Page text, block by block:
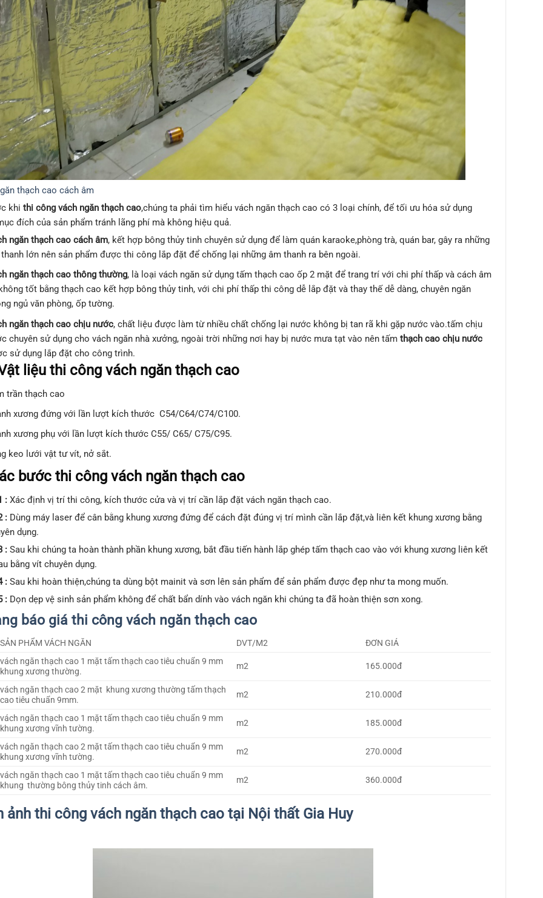
thạch cao cách âm
khi thi công vách ngăn thạch cao,chúng ta phải tìm hiểu vách ngăn thạch cao có 3 loại chính, để tối ưu hóa sử dụng
đích của sản phẩm tránh lãng phí mà không hiệu quả.
ngăn thạch cao cách âm, kết hợp bông thủy tinh chuyên sử dụng để làm quán karaoke,phòng trà, quán bar, gây ra những
lớn nên sản phẩm được thi công lắp đặt để chống lại những âm thanh ra bên ngoài.
ngăn thạch cao thông thường, là loại vách ngăn sử dụng tấm thạch cao ốp 2 mặt để trang trí với chi phí thấp và cách âm
tốt bằng thạch cao kết hợp bông thủy tinh, với chi phí thấp thi công dễ lắp đặt và thay thế dễ dàng, chuyên ngăn
ngủ văn phòng, ốp tường.
ngăn thạch cao chịu nước, chất liệu được làm từ nhiều chất chống lại nước không bị tan rã khi gặp nước vào.tấm chịu
chuyên sử dụng cho vách ngăn nhà xưởng, ngoài trời những nơi hay bị nước mưa tạt vào nên tấmthạch cao chịu nước
sử dụng lắp đặt cho công trình.
liệu thi công vách ngăn thạch cao
trần thạch cao
xương đứng với lần lượt kích thước C54/C64/C74/C100.
xương phụ với lần lượt kích thước C55/ C65/ C75/C95.
keo lưới vật tư vít, nở sắt.
bước thi công vách ngăn thạch cao
: Xác định vị trí thi công, kích thước cửa và vị trí cần lắp đặt vách ngăn thạch cao.
: Dùng máy laser để cân bằng khung xương đứng để cách đặt đúng vị trí mình cần lắp đặt,và liên kết khung xương bằng
dụng.
:Sau khi chúng ta hoàn thành phần khung xương, bắt đầu tiến hành lắp ghép tấm thạch cao vào với khung xương liên kết
bằng vít chuyên dụng.
:Sau khi hoàn thiện,chúng ta dùng bột mainit và sơn lên sản phẩm để sản phẩm được đẹp như ta mong muốn.
: Dọn dẹp vệ sinh sản phẩm không để chất bẩn dính vào vách ngăn khi chúng ta đã hoàn thiện sơn xong.
báo giá thi công vách ngăn thạch cao
SẢN PHẨM VÁCH NGĂN DVT/M2
ĐƠN GIÁ
vách ngăn thạch cao 1 mặt tấm thạch cao tiêu chuẩn 9 mm
khung xương thường.
m2 165.000đ
vách ngăn thạch cao 2 mặt khung xương thường tấm thạch
cao tiêu chuẩn 9mm.
m2 210.000đ
vách ngăn thạch cao 1 mặt tấm thạch cao tiêu chuẩn 9 mm
khung xương vĩnh tường.
m2 185.000đ
vách ngăn thạch cao 2 mặt tấm thạch cao tiêu chuẩn 9 mm
khung xương vĩnh tường.
m2 270.000đ
vách ngăn thạch cao 1 mặt tấm thạch cao tiêu chuẩn 9 mm
khung thường bông thủy tinh cách âm.
m2 360.000đ
ảnh thi công vách ngăn thạch cao tại Nội thất Gia Huy